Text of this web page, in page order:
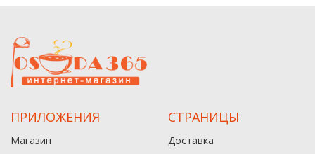
ПРИЛОЖЕНИЯ
Магазин
СТРАНИЦЫ
Доставка